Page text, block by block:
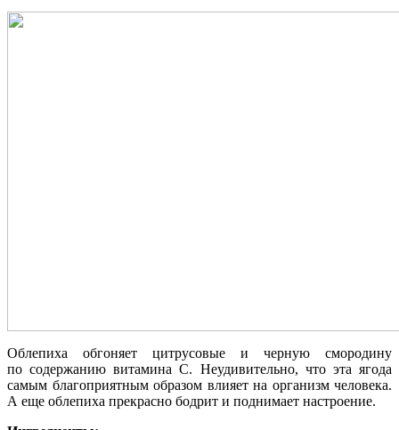
Облепиха обгоняет цитрусовые и черную смородину
по содержанию витамина С. Неудивительно, что эта ягода
самым благоприятным образом влияет на организм человека.
А еще облепиха прекрасно бодрит и поднимает настроение.